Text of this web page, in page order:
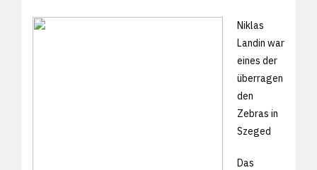
Niklas
Landin war
eines der
überragen
den
Zebras in
Szeged
Das